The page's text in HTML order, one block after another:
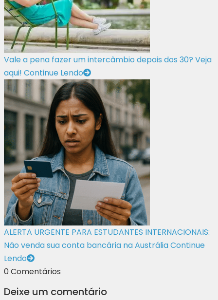
Vale a pena fazer um intercâmbio depois dos 30? Veja
aqui! Continue Lendo
ALERTA URGENTE PARA ESTUDANTES INTERNACIONAIS:
Não venda sua conta bancária na AustráliaContinue
Lendo
0 Comentários
Deixe um comentário